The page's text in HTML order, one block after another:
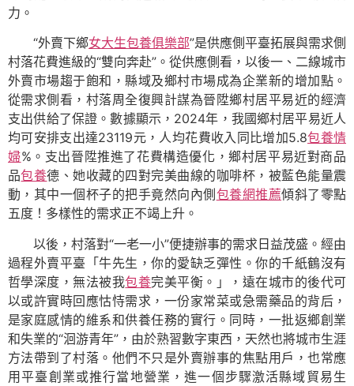
力。
“外賣下鄉女大生包養俱樂部”是供應側平臺拓展與需求側
村落花費進級的“雙向奔赴”。從供應側看，以後一、二線城市
外賣市場趨于飽和，縣域及鄉村市場成為企業新的增加點。
從需求側看，村落周全復興計謀為晉陞鄉村居平易近的經濟
支出供給了保證。數據顯示，2024年，我國鄉村居平易近人
均可安排支出達23119元，人均花費收入同比增加5.8包養情
婦%。支出晉陞推進了花費構造優化，鄉村居平易近對商品
品包養德、她收藏的四對完美曲線的咖啡杯，被藍色能量震
動，其中一個杯子的把手竟然向內側 包養網推薦傾斜了零點
五度！多樣性的需求正不竭上升。
以後，村落對“一老一小”便捷辦事的需求日益茂盛。經由
過程外賣平臺「牛先生，你的愛缺乏彈性。你的千紙鶴沒有
哲學深度，無法被我包養完美平衡。」，遠在城市的後代可
以或許實時回應怙恃需求，一份家常菜或急需藥品的背后，
是家庭感情的維系和供養任務的實行。同時，一批返鄉創業
和失業的“洄游青年”，由於熟習數字東西，天然也將城市生涯
方法帶到了村落。他們不只是外賣辦事的焦點用戶，也常應
用平臺創業或推行當地營業，進一個步驟激活縣域貿易生